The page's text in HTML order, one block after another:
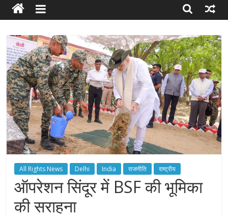
RIGHTS
Torch
Bearer
of
your
Rights
All Rights News Delhi India राजनीति राष्ट्रीय
ऑपरेशन सिंदूर में BSF की भूमिका
की सराहना